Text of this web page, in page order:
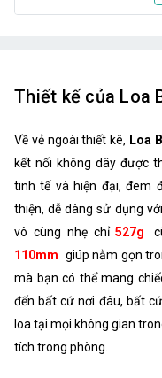
Thiết kế của Loa
Về vẻ ngoài thiết kê, Loa
kết nối không dây được
tinh tế và hiện đại, đem
thiện, dễ dàng sử dụng
vô cùng nhẹ chỉ527g
110mm giúp nằm gọn
mà bạn có thể mang
đến bất cứ nơi đâu, bất
loa tại mọi không gian
tích trong phòng.